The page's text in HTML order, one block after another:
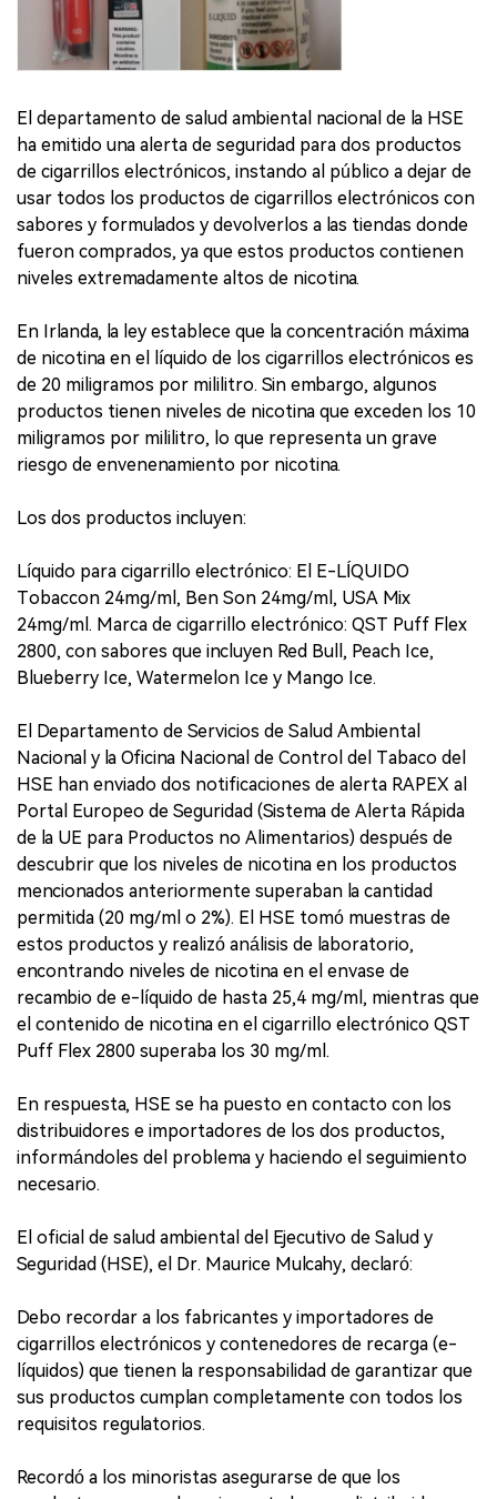
El departamento de salud ambiental nacional de la HSE
ha emitido una alerta de seguridad para dos productos
de cigarrillos electrónicos, instando al público a dejar de
usar todos los productos de cigarrillos electrónicos con
sabores y formulados y devolverlos a las tiendas donde
fueron comprados, ya que estos productos contienen
niveles extremadamente altos de nicotina.
En Irlanda, la ley establece que la concentración máxima
de nicotina en el líquido de los cigarrillos electrónicos es
de 20 miligramos por mililitro. Sin embargo, algunos
productos tienen niveles de nicotina que exceden los 10
miligramos por mililitro, lo que representa un grave
riesgo de envenenamiento por nicotina.
Los dos productos incluyen:
Líquido para cigarrillo electrónico: El E-LÍQUIDO
Tobaccon 24mg/ml, Ben Son 24mg/ml, USA Mix
24mg/ml. Marca de cigarrillo electrónico: QST Puff Flex
2800, con sabores que incluyen Red Bull, Peach Ice,
Blueberry Ice, Watermelon Ice y Mango Ice.
El Departamento de Servicios de Salud Ambiental
Nacional y la Oficina Nacional de Control del Tabaco del
HSE han enviado dos notificaciones de alerta RAPEX al
Portal Europeo de Seguridad (Sistema de Alerta Rápida
de la UE para Productos no Alimentarios) después de
descubrir que los niveles de nicotina en los productos
mencionados anteriormente superaban la cantidad
permitida (20 mg/ml o 2%). El HSE tomó muestras de
estos productos y realizó análisis de laboratorio,
encontrando niveles de nicotina en el envase de
recambio de e-líquido de hasta 25,4 mg/ml, mientras que
el contenido de nicotina en el cigarrillo electrónico QST
Puff Flex 2800 superaba los 30 mg/ml.
En respuesta, HSE se ha puesto en contacto con los
distribuidores e importadores de los dos productos,
informándoles del problema y haciendo el seguimiento
necesario.
El oficial de salud ambiental del Ejecutivo de Salud y
Seguridad (HSE), el Dr. Maurice Mulcahy, declaró:
Debo recordar a los fabricantes y importadores de
cigarrillos electrónicos y contenedores de recarga (e-
líquidos) que tienen la responsabilidad de garantizar que
sus productos cumplan completamente con todos los
requisitos regulatorios.
Recordó a los minoristas asegurarse de que los